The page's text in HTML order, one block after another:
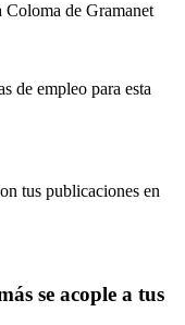
Coloma de Gramanet
de empleo para esta
tus publicaciones en
se acople a tus